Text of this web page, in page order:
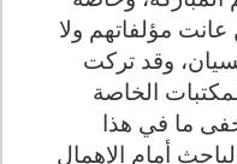
مؤلفاتهم ولا
وقد تركت
الخاصة
و11). ولا يخفى ما في هذا
أمام الإهمال